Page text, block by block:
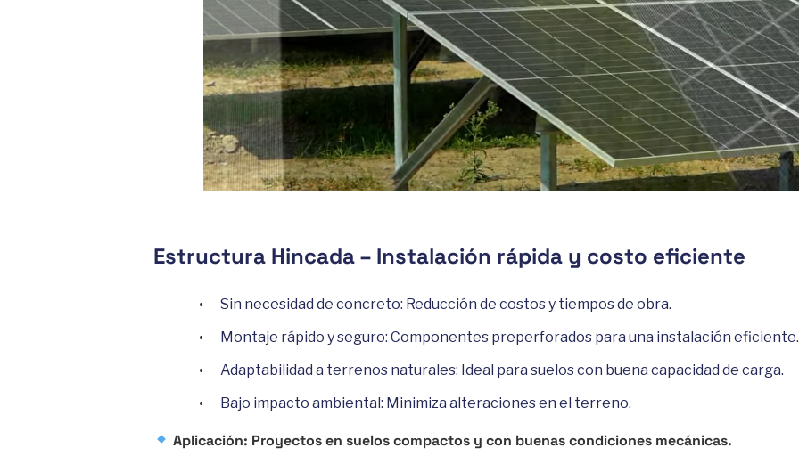
Estructura Hincada – Instalación rápida y costo eficiente
Sin necesidad de concreto: Reducción de costos y tiempos de obra.
Montaje rápido y seguro: Componentes preperforados para una instalación eficiente.
Adaptabilidad a terrenos naturales: Ideal para suelos con buena capacidad de carga.
Bajo impacto ambiental: Minimiza alteraciones en el terreno.
Aplicación: Proyectos en suelos compactos y con buenas condiciones mecánicas.